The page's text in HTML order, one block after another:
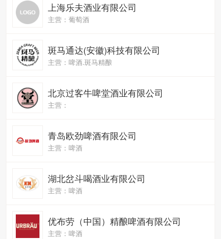
上海乐夫酒业有限公司
主营：葡萄酒
斑马通达(安徽)科技有限公司
主营：啤酒.斑马精酿
北京过客牛啤堂酒业有限公司
主营：
青岛欧劲啤酒有限公司
主营：啤酒
湖北岔斗喝酒业有限公司
主营：啤酒
优布劳（中国）精酿啤酒有限公司
主营：啤酒